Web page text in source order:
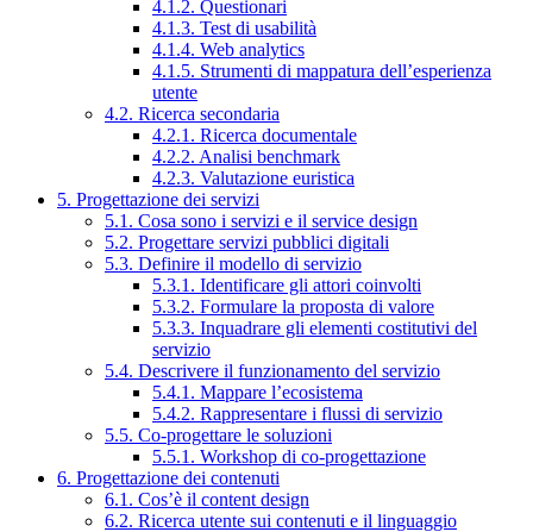
4.1.2. Questionari
4.1.3. Test di usabilità
4.1.4. Web analytics
4.1.5. Strumenti di mappatura dell’esperienza
utente
4.2. Ricerca secondaria
4.2.1. Ricerca documentale
4.2.2. Analisi benchmark
4.2.3. Valutazione euristica
5. Progettazione dei servizi
5.1. Cosa sono i servizi e il service design
5.2. Progettare servizi pubblici digitali
5.3. Definire il modello di servizio
5.3.1. Identificare gli attori coinvolti
5.3.2. Formulare la proposta di valore
5.3.3. Inquadrare gli elementi costitutivi del
servizio
5.4. Descrivere il funzionamento del servizio
5.4.1. Mappare l’ecosistema
5.4.2. Rappresentare i flussi di servizio
5.5. Co-progettare le soluzioni
5.5.1. Workshop di co-progettazione
6. Progettazione dei contenuti
6.1. Cos’è il content design
6.2. Ricerca utente sui contenuti e il linguaggio